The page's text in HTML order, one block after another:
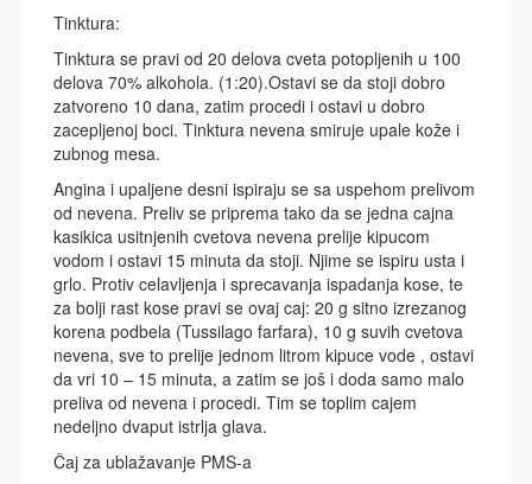
Tinktura:
Tinktura se pravi od 20 delova cveta potopljenih u 100
delova 70% alkohola. (1:20).Ostavi se da stoji dobro
zatvoreno 10 dana, zatim procedi i ostavi u dobro
zacepljenoj boci. Tinktura nevena smiruje upale kože i
zubnog mesa.
Angina i upaljene desni ispiraju se sa uspehom prelivom
od nevena. Preliv se priprema tako da se jedna cajna
kasikica usitnjenih cvetova nevena prelije kipucom
vodom i ostavi 15 minuta da stoji. Njime se ispiru usta i
grlo. Protiv celavljenja i sprecavanja ispadanja kose, te
za bolji rast kose pravi se ovaj caj: 20 g sitno izrezanog
korena podbela (Tussilago farfara), 10 g suvih cvetova
nevena, sve to prelije jednom litrom kipuce vode , ostavi
da vri 10 – 15 minuta, a zatim se još i doda samo malo
preliva od nevena i procedi. Tim se toplim cajem
nedeljno dvaput istrlja glava.
Čaj za ublažavanje PMS-a